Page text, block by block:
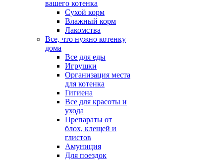
вашего котенка
Сухой корм
Влажный корм
Лакомства
Все, что нужно котенку
дома
Все для еды
Игрушки
Организация места
для котенка
Гигиена
Все для красоты и
ухода
Препараты от
блох, клещей и
глистов
Амуниция
Для поездок